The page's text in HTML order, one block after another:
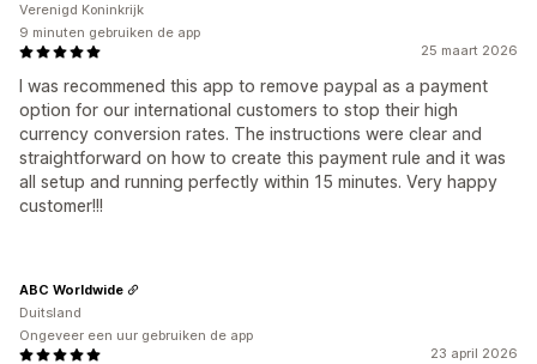
25 maart 2026
I was recommened this app to remove paypal as a payment
option for our international customers to stop their high
currency conversion rates. The instructions were clear and
straightforward on how to create this payment rule and it was
all setup and running perfectly within 15 minutes. Very happy
customer!!!
Verenigd Koninkrijk
9 minuten gebruiken de app
23 april 2026
ABC Worldwide
Duitsland
Ongeveer een uur gebruiken de app